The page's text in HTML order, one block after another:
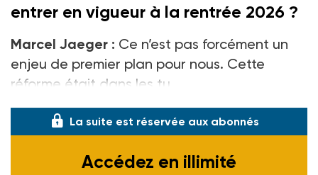
entrer en vigueur à la rentrée 2026 ?
Marcel Jaeger : Ce n’est pas forcément un
enjeu de premier plan pour nous. Cette
réforme était dans les tu
La suite est réservée aux abonnés
Accédez en illimité